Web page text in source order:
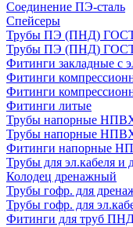
Соединение ПЭ-сталь
Спейсеры
Трубы ПЭ (ПНД) ГОСТ
Трубы ПЭ (ПНД) ГОСТ
Фитинги закладные с
Фитинги
Фитинги
Фитинги литые
Трубы напорные
Трубы напорные
Фитинги напорные
Трубы для эл.кабеля
Колодец дренажный
Трубы гофр. для
Трубы гофр. для
Фитинги для труб